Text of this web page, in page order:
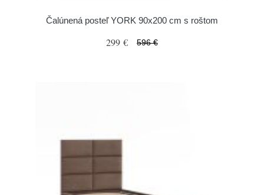
Čalúnená posteľ YORK 90x200 cm s roštom
299 € 596 €